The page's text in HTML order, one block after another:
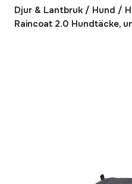
Deutschland
Djur & Lantbruk / Hund /
Raincoat 2.0 Hundtäcke,